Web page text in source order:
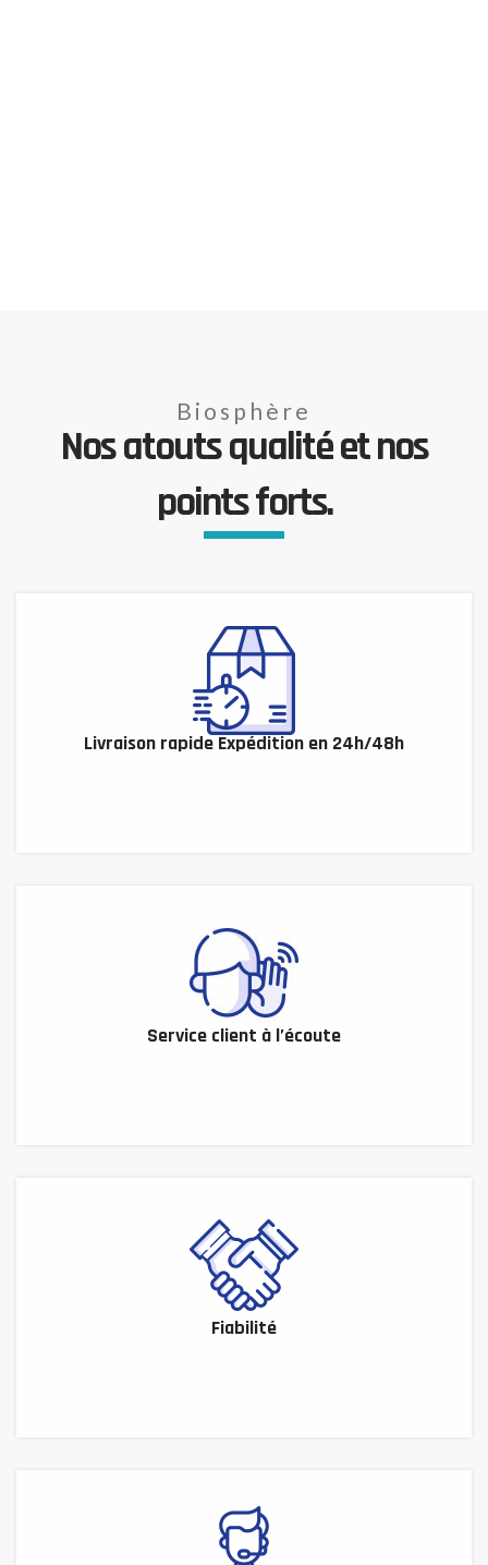
Biosphère
Nos atouts qualité et nos
points forts.
Livraison rapide Expédition en 24h/48h
Service client à l’écoute
Fiabilité